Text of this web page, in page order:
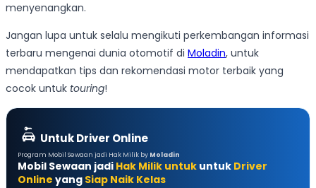
menyenangkan.
Jangan lupa untuk selalu mengikuti perkembangan informasi
terbaru mengenai dunia otomotif di Moladin, untuk
mendapatkan tips dan rekomendasi motor terbaik yang
cocok untuk touring!
Untuk Driver Online
Program Mobil Sewaan jadi Hak Milik by Moladin
Mobil Sewaan jadi Hak Milik untuk untuk Driver
Online yang Siap Naik Kelas